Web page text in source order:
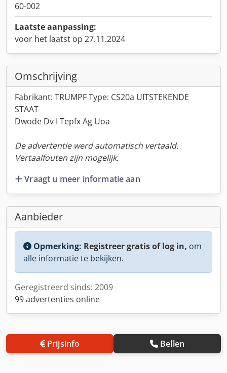
60-002
Laatste aanpassing:
voor het laatst op 27.11.2024
Omschrijving
Fabrikant: TRUMPF Type: CS20a UITSTEKENDE
STAAT
Dwode Dv I Tepfx Ag Uoa
De advertentie werd automatisch vertaald.
Vertaalfouten zijn mogelijk.
Vraagt u meer informatie aan
Aanbieder
Opmerking: Registreer gratis of log in, om
alle informatie te bekijken.
Geregistreerd sinds: 2009
99 advertenties online
Prijsinfo Bellen